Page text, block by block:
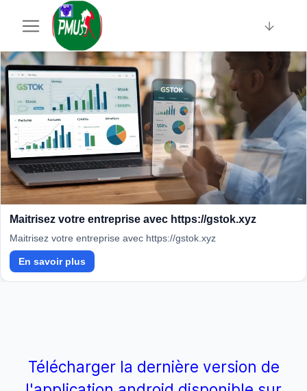
Sponsorisé · Sociallinki
Maitrisez votre entreprise avec https://gstok.xyz
Maitrisez votre entreprise avec https://gstok.xyz
En savoir plus
Télécharger la dernière version de